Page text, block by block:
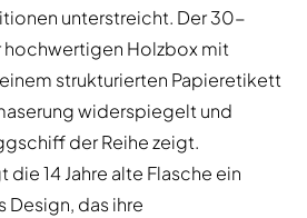
unterstreicht. Der 30-
hochwertigen Holzbox mit
strukturierten Papieretikett
widerspiegelt und
der Reihe zeigt.
14 Jahre alte Flasche ein
das ihre